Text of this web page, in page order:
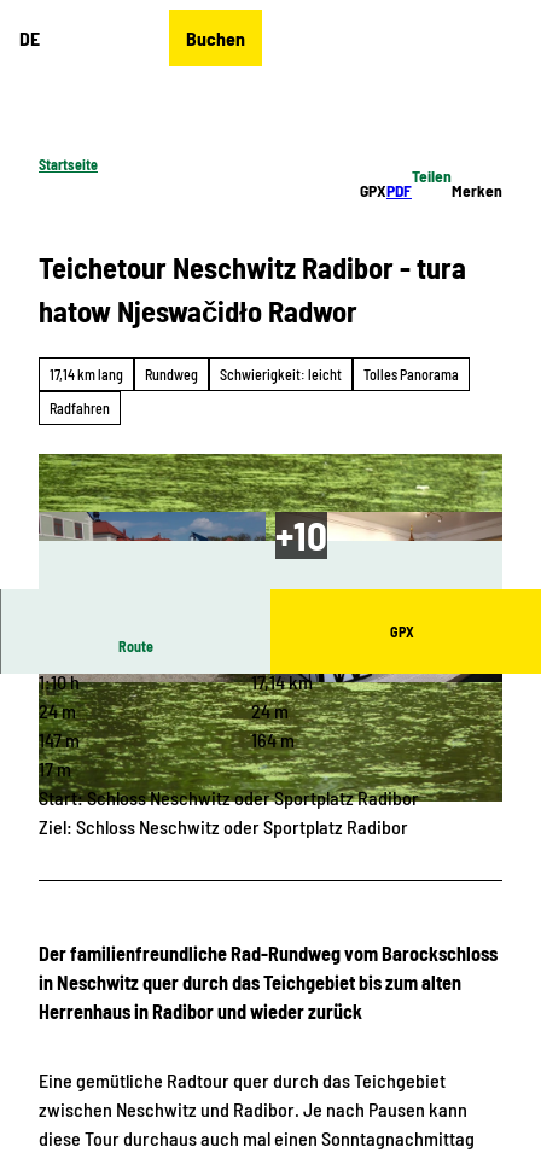
DE Buchen
Startseite
GPXPDF
Teilen
Merken
Teichetour Neschwitz Radibor - tura
hatow Njeswačidło Radwor
17,14 km lang Rundweg Schwierigkeit: leicht
Tolles Panorama
Radfahren
© OHTL e.V., Das Landschaftswunderland Oberlausitz | CC-BY-SA
© OHTL e.V., Das Landschaftswunderland Ober
lausitz |CC-BY-SA
© Heimatmuseum Neschwitz |CC-BY-SA
Route
GPX
1:10 h
17,14 km
24 m
24 m
147 m
164 m
17 m
Start: Schloss Neschwitz oder Sportplatz Radibor
Ziel: Schloss Neschwitz oder Sportplatz Radibor
Der familienfreundliche Rad-Rundwegvom Barockschloss
in Neschwitz quer durch das Teichgebiet bis zum alten
Herrenhaus in Radibor und wieder zurück
Eine gemütliche Radtour quer durch das Teichgebiet
zwischen Neschwitz und Radibor. Je nach Pausen kann
diese Tour durchaus auch mal einen Sonntagnachmittag